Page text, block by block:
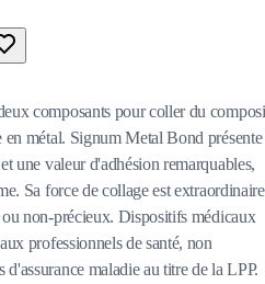
composants pour coller du
en métal. Signum Metal Bond présente
une valeur d'adhésion remarquables,
Sa force de collage est
non-précieux. Dispositifs médicaux
professionnels de santé, non
d'assurance maladie au titre de la LPP.